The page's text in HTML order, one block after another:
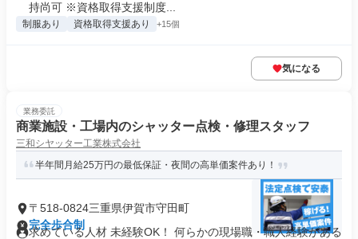
持尚可 ※資格取得支援制度...
制服あり 資格取得支援あり +15個
気になる
業務委託
商業施設・工場内のシャッター点検・修理スタッフ
三和シヤッター工業株式会社
半年間月給25万円の最低保証・夜間の高単価案件あり！
〒518-0824三重県伊賀市守田町
完全歩合制
求めている人材 未経験OK！ 何らかの現場職・職人経験がある